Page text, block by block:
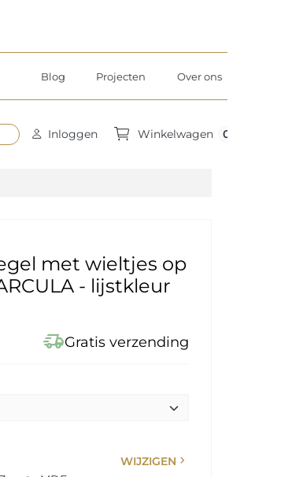
Blog Projecten Over ons
Inloggen Winkelwagen 0
met wieltjes op
- lijstkleur
delivery_truck_speedGratis verzending
WIJZIGEN chevron_right